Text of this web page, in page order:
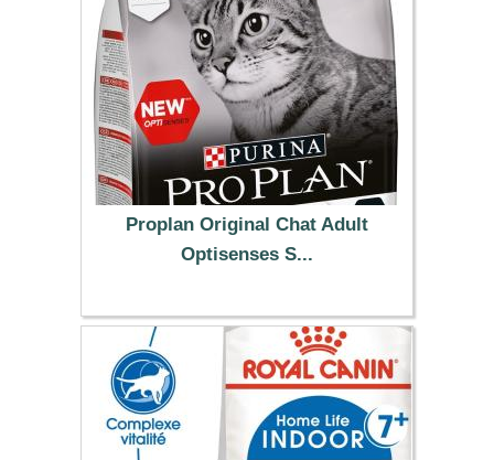
Proplan Original Chat Adult
Optisenses S...
14.99 €